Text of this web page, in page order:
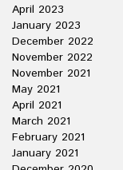
April 2023
January 2023
December 2022
November 2022
November 2021
May 2021
April 2021
March 2021
February 2021
January 2021